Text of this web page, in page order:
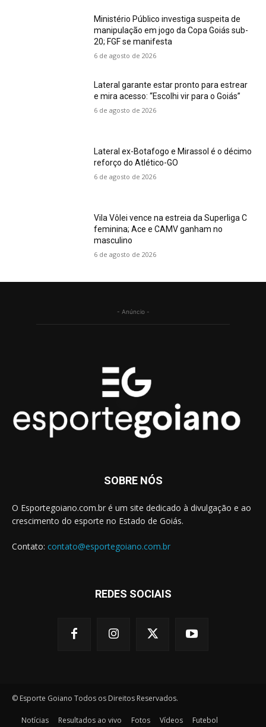
Ministério Público investiga suspeita de
manipulação em jogo da Copa Goiás sub-
20; FGF se manifesta
6 de agosto de 2026
Lateral garante estar pronto para estrear
e mira acesso: “Escolhi vir para o Goiás”
6 de agosto de 2026
Lateral ex-Botafogo e Mirassol é o décimo
reforço do Atlético-GO
6 de agosto de 2026
Vila Vôlei vence na estreia da Superliga C
feminina; Ace e CAMV ganham no
masculino
6 de agosto de 2026
- Anúncio -
SOBRE NÓS
O Esportegoiano.com.br é um site dedicado à divulgação e ao
crescimento do esporte no Estado de Goiás.
Contato: contato@esportegoiano.com.br
REDES SOCIAIS
© Esporte Goiano Todos os Direitos Reservados.
Notícias Resultados ao vivo Fotos Vídeos Futebol